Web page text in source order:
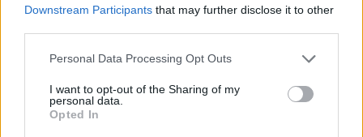
Downstream Participants that may further disclose it to other
Personal Data Processing Opt Outs
I want to opt-out of the Sharing of my
personal data.
Opted In
offline is használható központi banki digitális...
KEDVES OLVASÓNK!
A keresett cikk a portfolio.hu hírarchívumához
tartozik, melynek olvasása előfizetéses